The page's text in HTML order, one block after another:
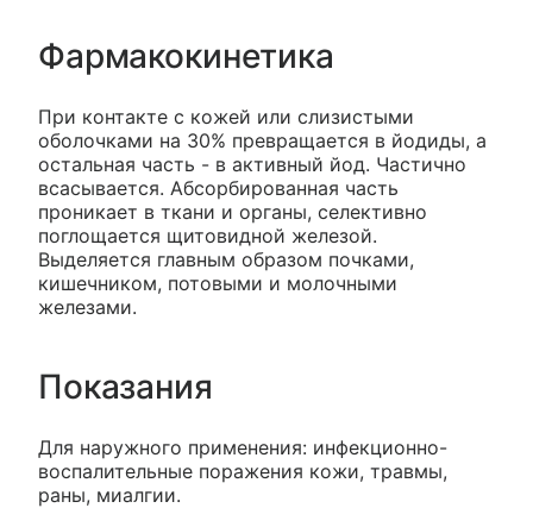
Фармакокинетика
При контакте с кожей или слизистыми
оболочками на 30% превращается в йодиды, а
остальная часть - в активный йод. Частично
всасывается. Абсорбированная часть
проникает в ткани и органы, селективно
поглощается щитовидной железой.
Выделяется главным образом почками,
кишечником, потовыми и молочными
железами.
Показания
Для наружного применения: инфекционно-
воспалительные поражения кожи, травмы,
раны, миалгии.